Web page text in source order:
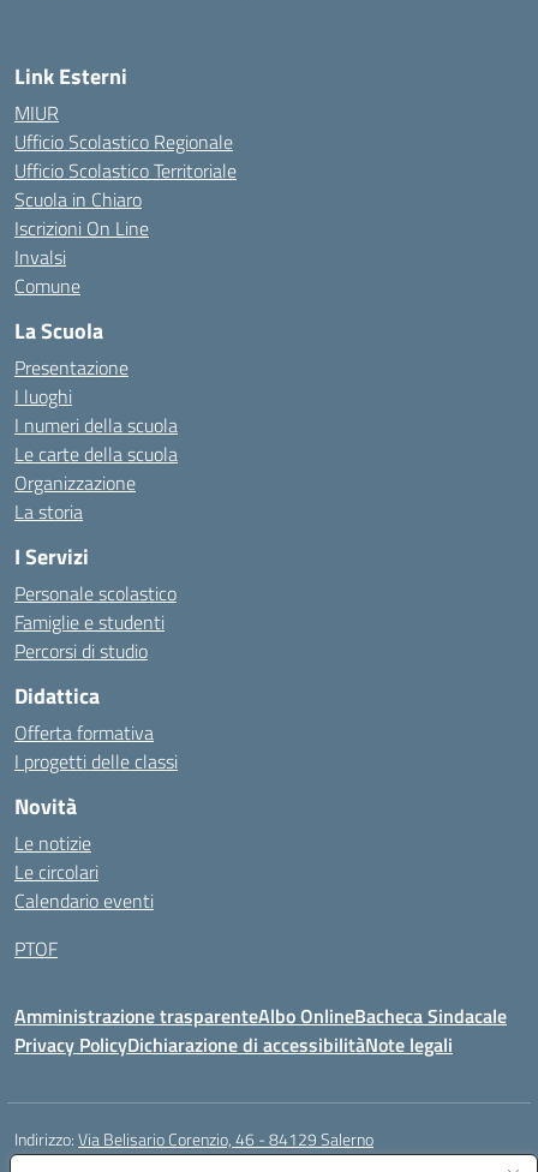
Link Esterni
MIUR
Ufficio Scolastico Regionale
Ufficio Scolastico Territoriale
Scuola in Chiaro
Iscrizioni On Line
Invalsi
Comune
La Scuola
Presentazione
I luoghi
I numeri della scuola
Le carte della scuola
Organizzazione
La storia
I Servizi
Personale scolastico
Famiglie e studenti
Percorsi di studio
Didattica
Offerta formativa
I progetti delle classi
Novità
Le notizie
Le circolari
Calendario eventi
PTOF
Amministrazione trasparenteAlbo OnlineBacheca Sindacale
Privacy PolicyDichiarazione di accessibilitàNote legali
Indirizzo:Via Belisario Corenzio, 46 - 84129 Salerno
Centralino: